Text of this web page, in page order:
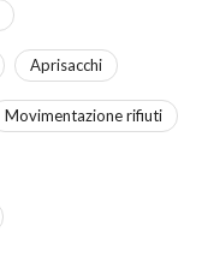
Aprisacchi
Movimentazione rifiuti